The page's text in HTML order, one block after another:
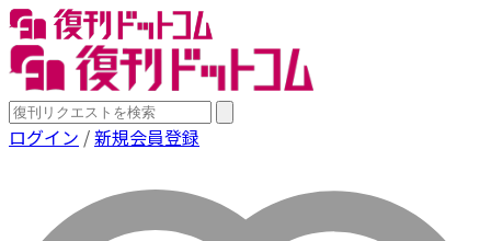
ログイン /新規会員登録